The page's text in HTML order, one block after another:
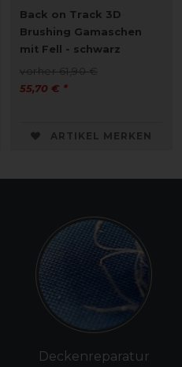
Back on Track 3D
Brushing Gamaschen
mit Fell - schwarz
vorher 61,90 €
55,70 € *
ARTIKEL MERKEN
Deckenreparatur